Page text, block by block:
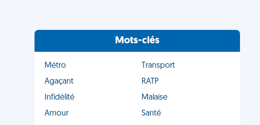
Mots-clés
Métro
Transport
Agaçant
RATP
Infidélité
Malaise
Amour
Santé